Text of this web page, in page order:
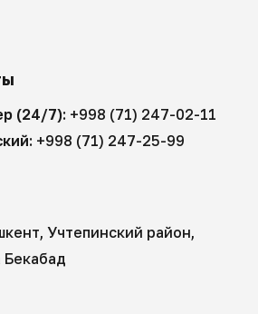
(24/7): +998 (71) 247-02-11
+998 (71) 247-25-99
Учтепинский район,
Бекабад